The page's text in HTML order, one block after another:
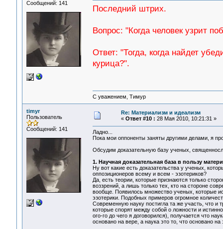
Сообщений: 141
Последний штрих.
Вопрос: "Когда человек узрит
Ответ: "Тогда, когда найдет
курица?".
С уважением, Тимур
timyr
Пользователь
Сообщений: 141
Re: Материализм и идеализм
« Ответ #10 : 28 Мая 2010, 10:21:31 »
Ладно...
Пока мои оппоненты заняты другими делами, я
Обсудим доказательную базу ученых,
1. Научная доказательная база в пользу
Ну вот какие есть доказательства у ученых,
оппозиционеров всему и всем - эзотериков?
Да, есть теории, которые признаются только
воззрений, а лишь только тех, кто на стороне
вообще. Появилось множество ученых, которые
эзотерики. Подобных примеров огромное
Современную науку постигла та же участь, что и
которые спорят между собой о ложности и
ого-го до чего я договорился), получается что
основано на вере, а наука это то, что основано на